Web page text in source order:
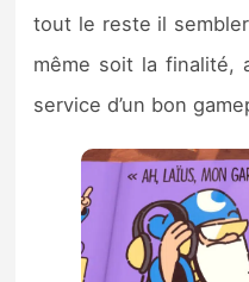
tout le reste il
même soit la finalité,
service d’un bon